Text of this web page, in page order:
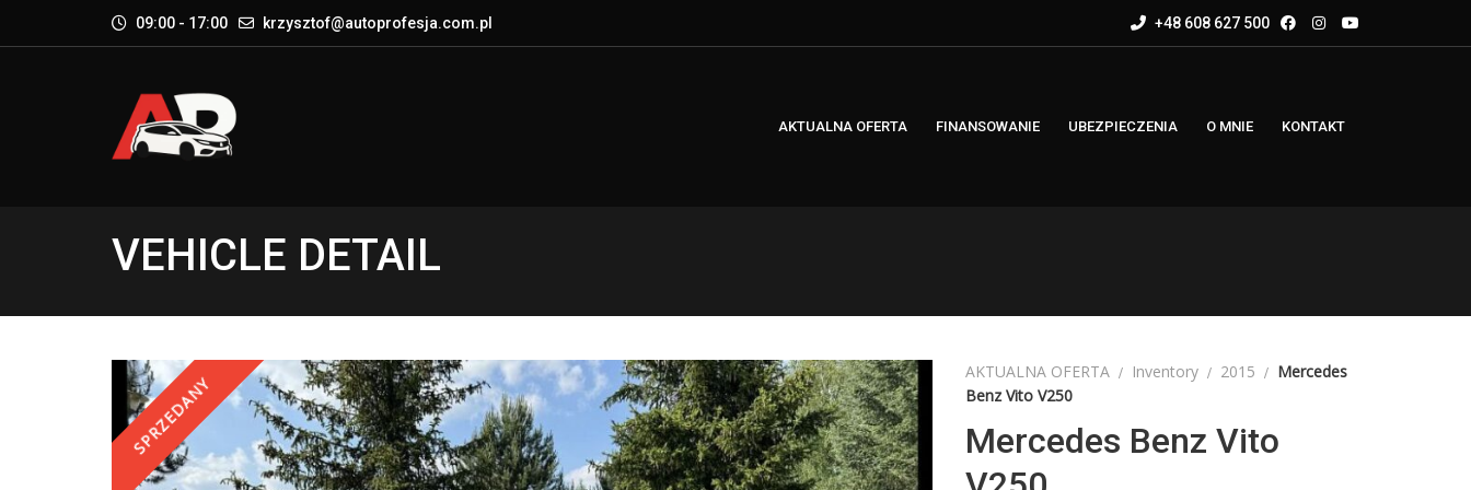
09:00 - 17:00 krzysztof@autoprofesja.com.pl +48 608 627 500
AKTUALNA OFERTA FINANSOWANIE UBEZPIECZENIA O MNIE KONTAKT
VEHICLE DETAIL
SPRZEDANY
AKTUALNA OFERTA Inventory 2015
Mercedes
Benz Vito V250
Mercedes Benz Vito